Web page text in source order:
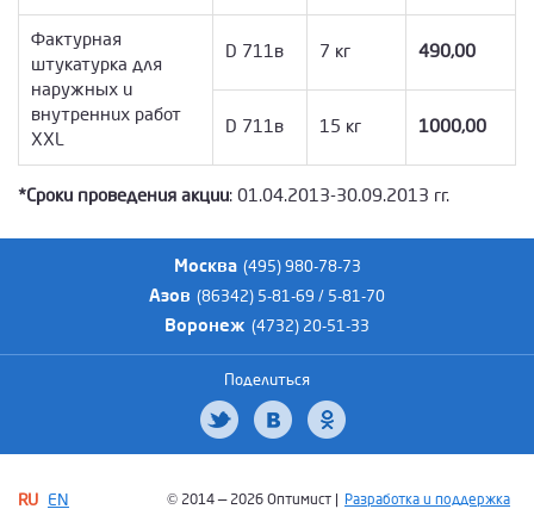
Фактурная
штукатурка для
наружных и
внутренних работ
XХL
D 711в 7 кг 490,00
D 711в 15 кг 1000,00
*Сроки проведения акции: 01.04.2013-30.09.2013 гг.
Москва (495) 980-78-73
Азов (86342) 5-81-69 / 5-81-70
Воронеж (4732) 20-51-33
Поделиться
RU EN © 2014 — 2026 Оптимист | Разработка и поддержка